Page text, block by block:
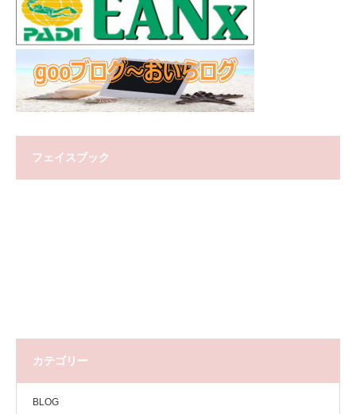
フェイスブック
カテゴリー
BLOG